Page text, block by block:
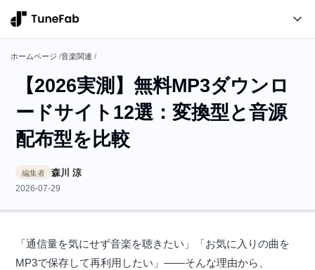
ホームページ /音楽関連 /
【2026実測】無料MP3ダウンロ
ードサイト12選：変換型と音源
配布型を比較
編集者 森川 涼
2026-07-29
「通信量を気にせず音楽を聴きたい」「お気に入りの曲を
MP3で保存して再利用したい」――そんな理由から、